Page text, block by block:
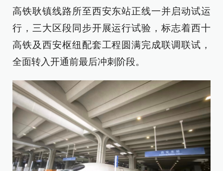
高铁耿镇线路所至西安东站正线一并启动试运
行，三大区段同步开展运行试验，标志着西十
高铁及西安枢纽配套工程圆满完成联调联试，
全面转入开通前最后冲刺阶段。